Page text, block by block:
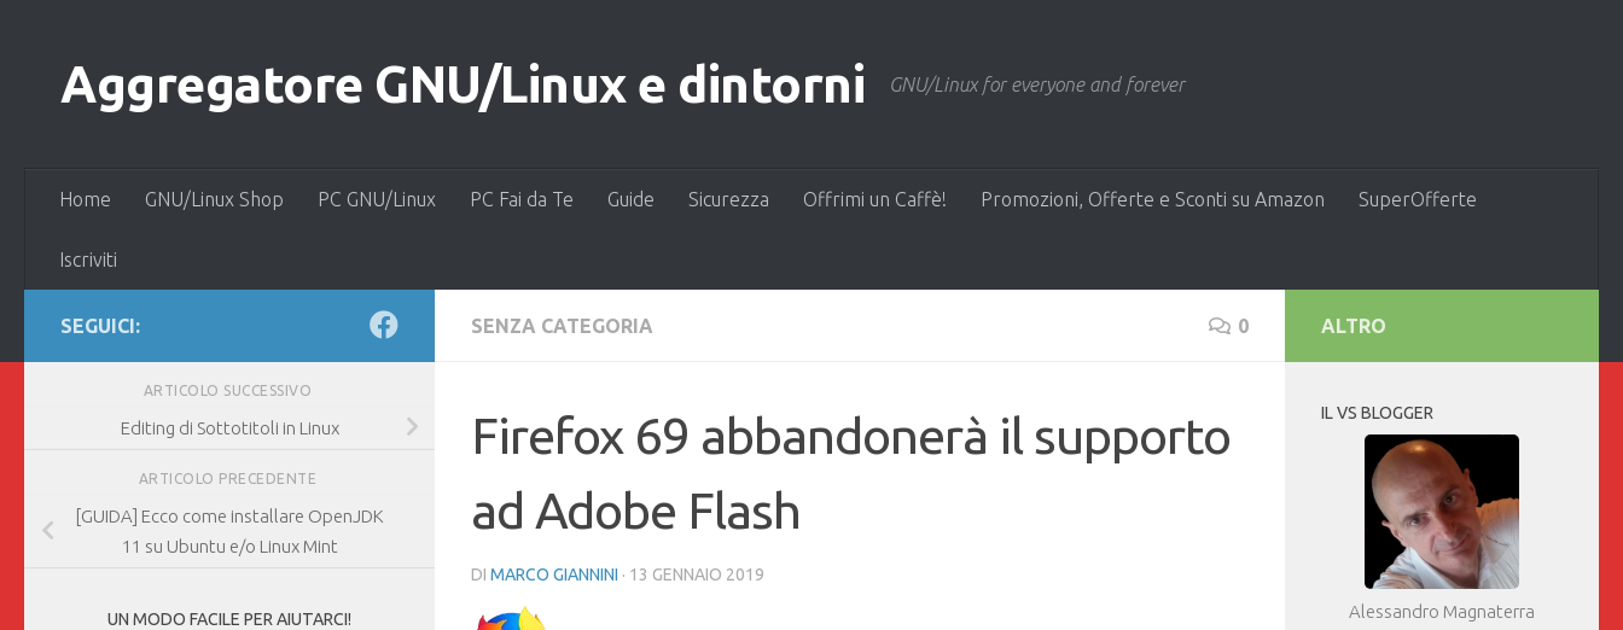
Aggregatore GNU/Linux e dintorni GNU/Linux for everyone and forever
Home GNU/Linux Shop PC GNU/Linux PC Fai da Te Guide Sicurezza Offrimi un Caffè! Promozioni, Offerte e Sconti su Amazon SuperOfferte
Iscriviti
SENZA CATEGORIA 0
Firefox 69 abbandonerà il supporto
ad Adobe Flash
DI MARCO GIANNINI · 13 GENNAIO 2019
SEGUICI:
ARTICOLO SUCCESSIVO
Editing di Sottotitoli in Linux
ARTICOLO PRECEDENTE
[GUIDA] Ecco come installare OpenJDK
11 su Ubuntu e/o Linux Mint
UN MODO FACILE PER AIUTARCI!
ALTRO
IL VS BLOGGER
Alessandro Magnaterra